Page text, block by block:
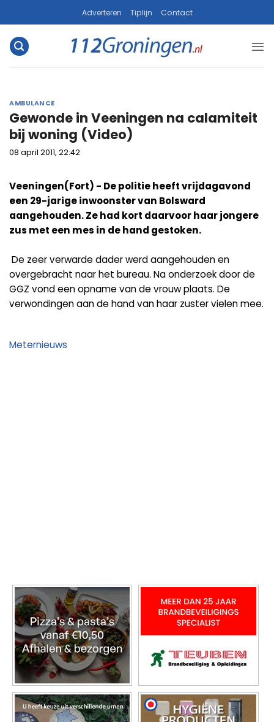
naar
inhoud
Adverteren Tiplijn Contact
AMBULANCE
Gewonde in Veeningen na calamiteit
bij woning (Video)
08 april 2011, 22:42
Veeningen(Fort) - De politie heeft vrijdagavond
een 29-jarige inwoonster van Bolsward
aangehouden. Ze had kort daarvoor haar jongere
zus met een mes in de hand gestoken.
De zeer verwarde dader werd aangehouden en
overgebracht naar het bureau. Na onderzoek door de
GGZ vond een opname van de vrouw plaats. De
verwondingen aan de hand van haar zuster vielen mee.
Meternieuws